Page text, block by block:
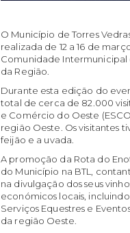
O Município de Torres
realizada de 12 a 16 de
Comunidade Intermunicipal
da Região.
Durante esta edição do
total de cerca de 82.000
e Comércio do Oeste
região Oeste. Os visitantes
feijão e a uvada.
A promoção da Rota do
do Município na BTL,
na divulgação dos seus
económicos locais,
Serviços Equestres e
da região Oeste.